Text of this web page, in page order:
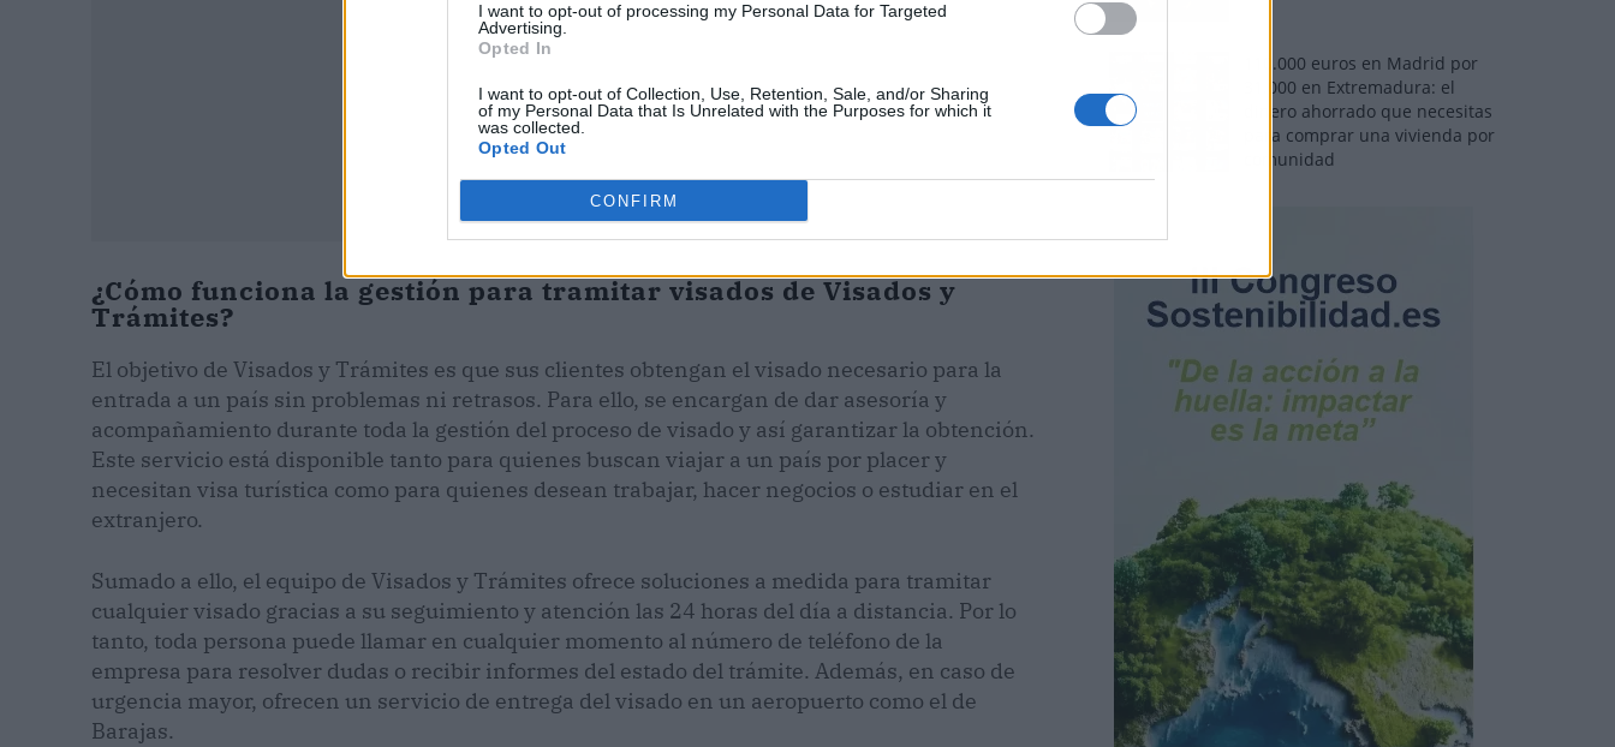
I want to opt-out of processing my Personal Data for Targeted
Advertising.
Opted In
I want to opt-out of Collection, Use, Retention, Sale, and/or Sharing
of my Personal Data that Is Unrelated with the Purposes for which it
was collected.
Opted Out
CONFIRM
¿Cómo funciona la gestión para tramitar visados de Visados y
Trámites?
El objetivo de Visados y Trámites es que sus clientes obtengan el visado necesario para la
entrada a un país sin problemas ni retrasos. Para ello, se encargan de dar asesoría y
acompañamiento durante toda la gestión del proceso de visado y así garantizar la obtención.
Este servicio está disponible tanto para quienes buscan viajar a un país por placer y
necesitan visa turística como para quienes desean trabajar, hacer negocios o estudiar en el
extranjero.
Sumado a ello, el equipo de Visados y Trámites ofrece soluciones a medida para tramitar
cualquier visado gracias a su seguimiento y atención las 24 horas del día a distancia. Por lo
tanto, toda persona puede llamar en cualquier momento al número de teléfono de la
empresa para resolver dudas o recibir informes del estado del trámite. Además, en caso de
urgencia mayor, ofrecen un servicio de entrega del visado en un aeropuerto como el de
Barajas.
110.000 euros en Madrid por
31.000 en Extremadura: el
dinero ahorrado que necesitas
para comprar una vivienda por
comunidad